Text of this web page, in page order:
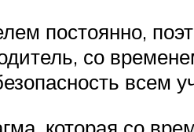
постоянно,
со
всем